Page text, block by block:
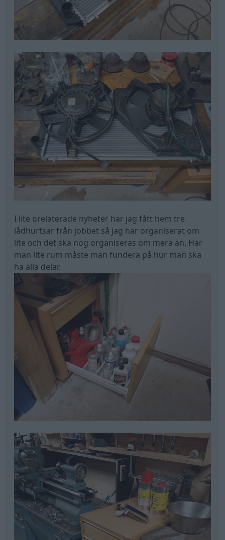
I lite orelaterade nyheter har jag fått hem tre
lådhurtsar från jobbet så jag har organiserat om
lite och det ska nog organiseras om mera än. Har
man lite rum måste man fundera på hur man ska
ha alla delar.